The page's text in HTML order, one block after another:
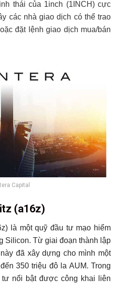
thái của 1inch (1INCH) cực
các nhà giao dịch có thể trao
đặt lệnh giao dịch mua/bán
Capital
(a16z)
là một quỹ đầu tư mạo hiểm
Silicon. Từ giai đoạn thành lập
đã xây dựng cho mình một
350 triệu đô la AUM. Trong
nổi bật được công khai liên